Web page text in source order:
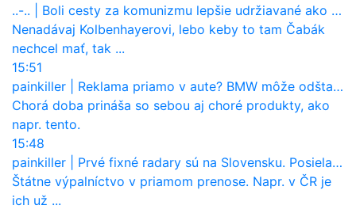
..-..
Boli cesty za komunizmu lepšie udržiavané ako dnes?
Nenadávaj Kolbenhayerovi, lebo keby to tam Čabák
nechcel mať, tak ...
15:51
painkiller
Reklama priamo v aute? BMW môže odštartovať nový trend
Chorá doba prináša so sebou aj choré produkty, ako
napr. tento.
15:48
painkiller
Prvé fixné radary sú na Slovensku. Posielajú už pokuty? Ukáže ich Waze?
Štátne výpalníctvo v priamom prenose. Napr. v ČR je
ich už ...